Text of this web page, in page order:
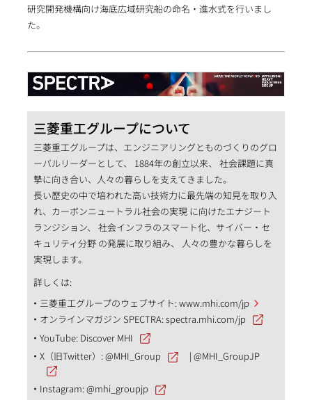
研究開発機構向け海底広域研究船の命名・進水式を行いまし
た。
三菱重工グループについて
三菱重工グループは、エンジニアリングとものづくりのグロ
ーバルリーダーとして、 1884年の創立以来、 社会課題に真
摯に向き合い、人々の暮らしを支えてきました。
長い歴史の中で培われた高い技術力に最先端の知見を取り入
れ、カーボンニュートラル社会の実現 に向けたエナジート
ランジション、 社会インフラのスマート化、サイバー・セ
キュリティ分野 の発展に取り組み、 人々の豊かな暮らしを
実現します。
詳しくは:
三菱重工グループのウェブサイト:www.mhi.com/jp
オンラインマガジン SPECTRA:spectra.mhi.com/jp
YouTube: Discover MHI
X（旧Twitter）:@MHI_Group |@MHI_GroupJP
Instagram:@mhi_groupjp